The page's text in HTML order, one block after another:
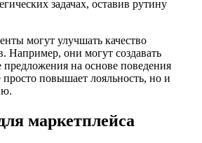
задачах, оставив рутину
могут улучшать качество
Например, они могут создавать
на основе поведения
просто повышает лояльность, но и
маркетплейса